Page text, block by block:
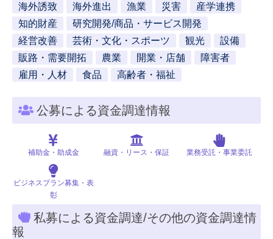
海外誘致
海外進出 漁業 災害
産学連携
知的財産
研究開発/商品・サービス開発
経営改善
芸術・文化・スポーツ 観光
設備
販路・需要開拓
農業 開業・店舗
障害者
雇用・人材
食品 高齢者・福祉
公募による資金調達情報
補助金・助成金 融資・リース・保証 業務受託・事業委託
ビジネスプラン募集・表
彰
私募による資金調達/その他の資金調達情
報